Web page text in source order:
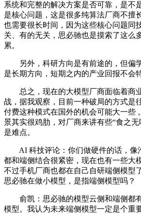
系统和完整的解决方案是否可靠，是不
是核心问题，这是很多纯算法厂商不擅
也需要很长时间，因为这些核心问题同
关、有的无关，思必驰也是摸索了这么
累。
另外，科研方向是有前途的，但偏
是长期方向，短期之内的产业回报不会
总之，现在的大模型厂商面临着商
战，据我观察，目前一种破局的方式是
付费这种模式在国外的机会可能大一些
景其实很鸡肋，对厂商来讲有些“食之
是难点。
AI 科技评论：你们做硬件的话，像
都和端侧结合很紧密，现在也有一些大
不过手机厂商也都在自己自研端侧模型
思必驰在做小模型，是指端侧模型吗？
俞凯：思必驰的模型云侧和端侧都
模型。我认为未来端侧模型一定是个重